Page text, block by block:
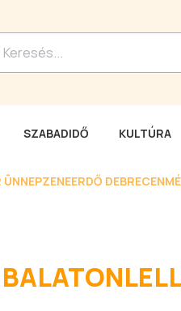
SZABADIDŐ KULTÚRA
ÜNNEPZENEERDŐ DEBRECEN